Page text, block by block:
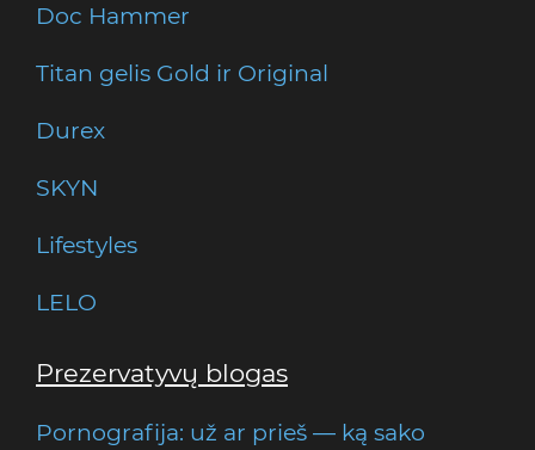
Doc Hammer
Titan gelis Gold ir Original
Durex
SKYN
Lifestyles
LELO
Prezervatyvų blogas
Pornografija: už ar prieš — ką sako